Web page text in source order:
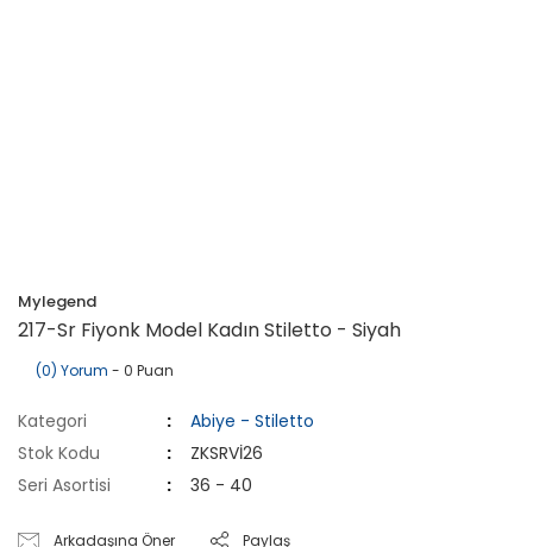
Mylegend
217-Sr Fiyonk Model Kadın Stiletto - Siyah
(0) Yorum - 0 Puan
Kategori
Abiye - Stiletto
Stok Kodu
ZKSRVİ26
Seri Asortisi
36 - 40
Arkadaşına Öner Paylaş